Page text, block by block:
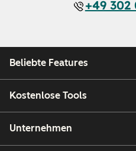
+49
Beliebte Features
Kostenlose Tools
Unternehmen